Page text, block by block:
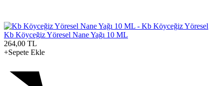
Kb Köyceğiz Yöresel Nane Yağı 10 ML
264,00 TL
+Sepete Ekle